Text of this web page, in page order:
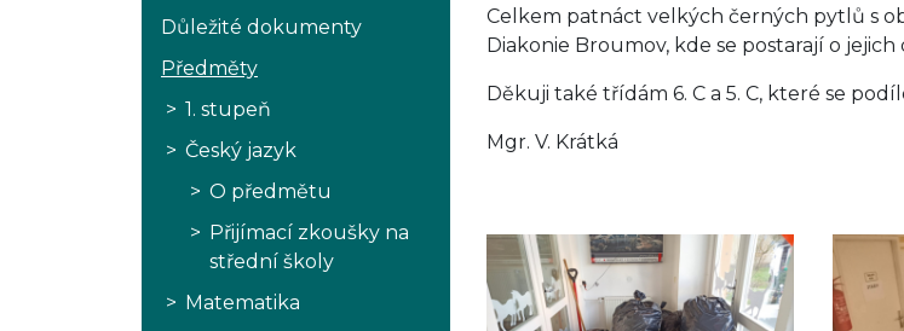
Důležité dokumenty
Předměty
1. stupeň
Český jazyk
O předmětu
Přijímací zkoušky na
střední školy
Matematika
Celkem patnáct velkých černých pytlů s
Diakonie Broumov, kde se postarají o jejich
Děkuji také třídám 6. C a 5. C, které se
Mgr. V. Krátká